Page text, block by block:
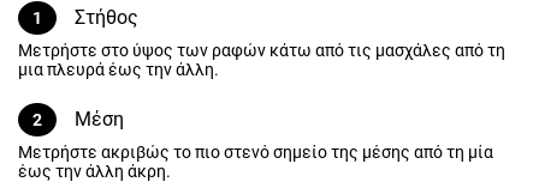
1
Στήθος
Μετρήστε στο ύψος των ραφών κάτω από τις μασχάλες από τη
μια πλευρά έως την άλλη.
2 Μέση
Μετρήστε ακριβώς το πιο στενό σημείο της μέσης από τη μία έως
την άλλη άκρη.